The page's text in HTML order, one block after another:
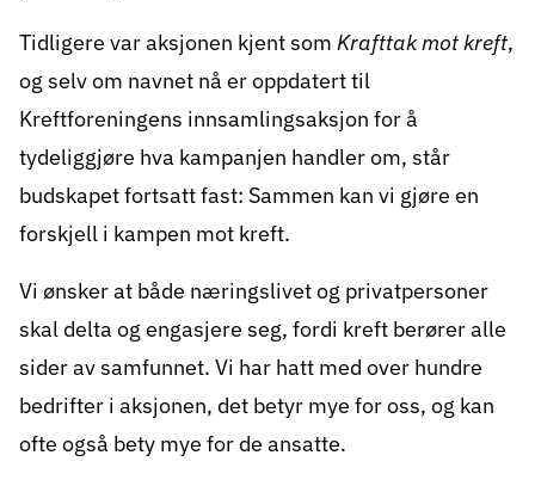
Tidligere var aksjonen kjent som Krafttak mot kreft,
og selv om navnet nå er oppdatert til
Kreftforeningens innsamlingsaksjon for å
tydeliggjøre hva kampanjen handler om, står
budskapet fortsatt fast: Sammen kan vi gjøre en
forskjell i kampen mot kreft.
Vi ønsker at både næringslivet og privatpersoner
skal delta og engasjere seg, fordi kreft berører alle
sider av samfunnet. Vi har hatt med over hundre
bedrifter i aksjonen, det betyr mye for oss, og kan
ofte også bety mye for de ansatte.